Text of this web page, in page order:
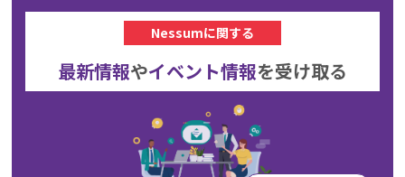
Nessumに関する
最新情報やイベント情報を受け取る